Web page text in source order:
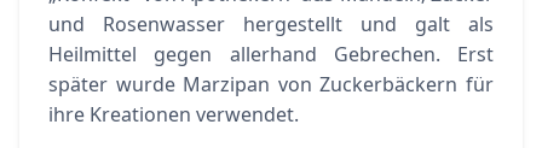
und Rosenwasser hergestellt und galt als
Heilmittel gegen allerhand Gebrechen. Erst
später wurde Marzipan von Zuckerbäckern für
ihre Kreationen verwendet.